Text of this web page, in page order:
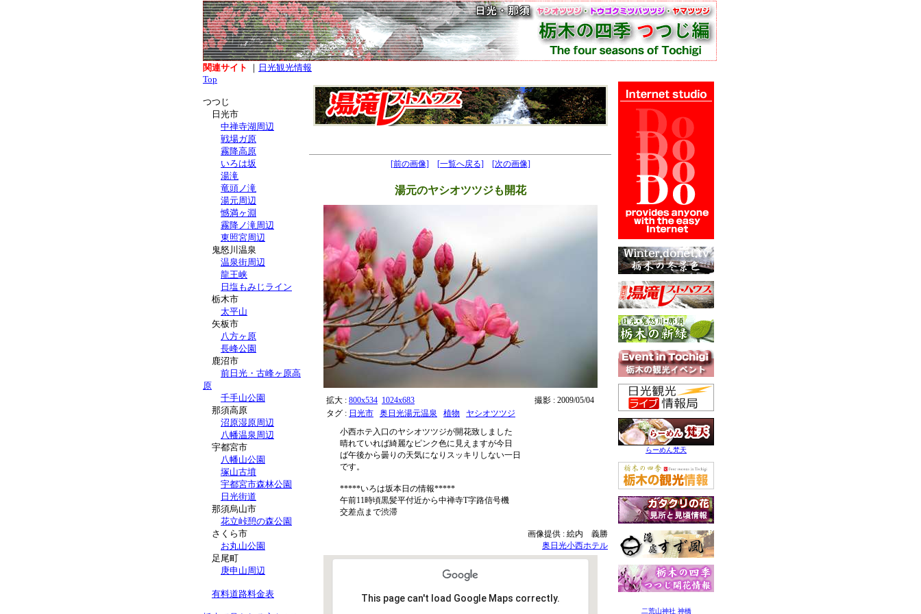
関連サイト ｜ 日光観光情報
Top
つつじ
日光市
中禅寺湖周辺
戦場ガ原
霧降高原
いろは坂
湯滝
竜頭ノ滝
湯元周辺
憾満ヶ淵
霧降ノ滝周辺
東照宮周辺
鬼怒川温泉
温泉街周辺
龍王峡
日塩もみじライン
栃木市
太平山
矢板市
八方ヶ原
長峰公園
鹿沼市
前日光・古峰ヶ原高
原
千手山公園
那須高原
沼原湿原周辺
八幡温泉周辺
宇都宮市
八幡山公園
塚山古墳
宇都宮市森林公園
日光街道
那須烏山市
花立峠憩の森公園
さくら市
お丸山公園
足尾町
庚申山周辺
有料道路料金表
[前の画像] [一覧へ戻る] [次の画像]
湯元のヤシオツツジも開花
拡大 : 800x534 1024x683
撮影 : 2009/05/04
タグ : 日光市 奥日光湯元温泉 植物
ヤシオツツジ
小西ホテ入口のヤシオツツジが開花致しました
晴れていれば綺麗なピンク色に見えますが今日
ば午後から曇りの天気になりスッキリしない一日
です。
*****いろは坂本日の情報*****
午前11時頃黒髪平付近から中禅寺T字路信号機
交差点まで渋滞
画像提供 : 絵内 義勝
奥日光小西ホテル
This page can't load Google Maps correctly.
らーめん梵天
二荒山神社 神橋